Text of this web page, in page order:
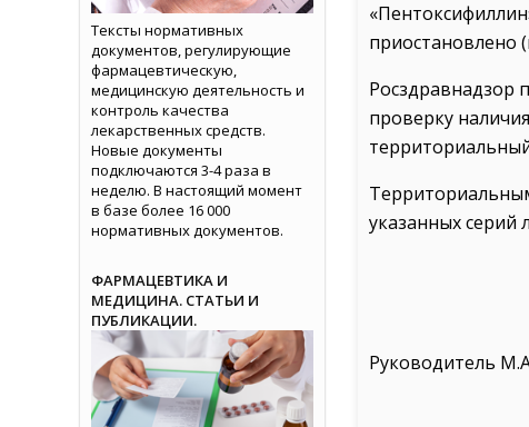
приостановлено
Росздравнадзор
проверку
указанных серий
Руководитель
Тексты нормативных
документов, регулирующие
фармацевтическую,
медицинскую деятельность и
контроль качества
лекарственных средств.
Новые документы
подключаются 3-4 раза в
неделю. В настоящий момент
в базе более 16 000
нормативных документов.
ФАРМАЦЕВТИКА И
МЕДИЦИНА. СТАТЬИ И
ПУБЛИКАЦИИ.